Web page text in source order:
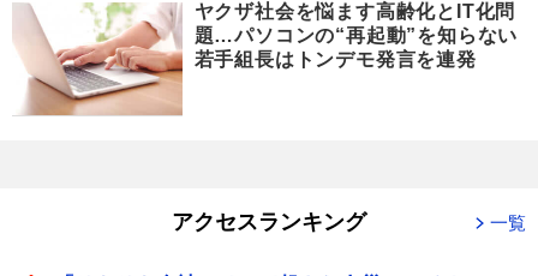
ヤクザ社会を悩ます高齢化とIT化問
題…パソコンの“再起動”を知らない
若手組長はトンデモ発言を連発
アクセスランキング 一覧